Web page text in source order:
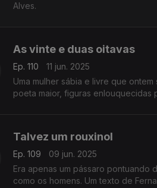
Alves.
As vinte e duas oitavas
Ep. 110
11 jun. 2025
Uma mulher sábia e livre que
poeta maior, figuras enlouquecidas
Talvez um rouxinol
Ep. 109
09 jun. 2025
Era apenas um pássaro pontuando
como os homens. Um texto de